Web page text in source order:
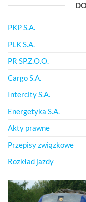
PKP S.A.
PLK S.A.
PR SP.Z.O.O.
Cargo S.A.
Intercity S.A.
Energetyka S.A.
Akty prawne
Przepisy związkowe
Rozkład jazdy